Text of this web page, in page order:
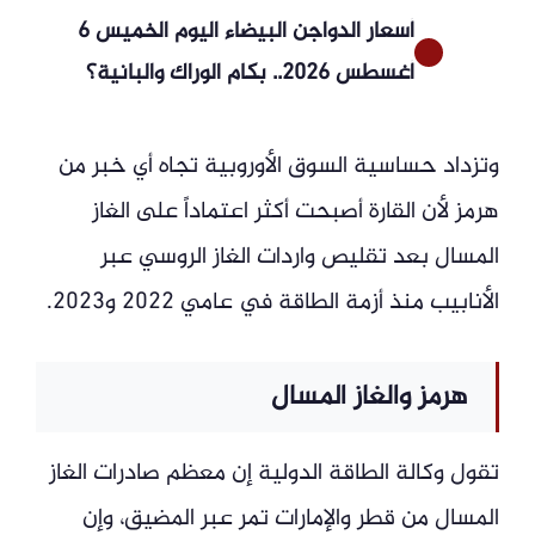
أسعار الدواجن البيضاء اليوم الخميس 6
أغسطس 2026.. بكام الوراك والبانية؟
وتزداد حساسية السوق الأوروبية تجاه أي خبر من
هرمز لأن القارة أصبحت أكثر اعتماداً على الغاز
المسال بعد تقليص واردات الغاز الروسي عبر
الأنابيب منذ أزمة الطاقة في عامي 2022 و2023.
هرمز والغاز المسال
تقول وكالة الطاقة الدولية إن معظم صادرات الغاز
المسال من قطر والإمارات تمر عبر المضيق، وإن